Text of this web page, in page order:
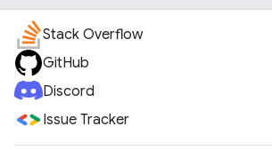
Stack Overflow
GitHub
Discord
Issue Tracker